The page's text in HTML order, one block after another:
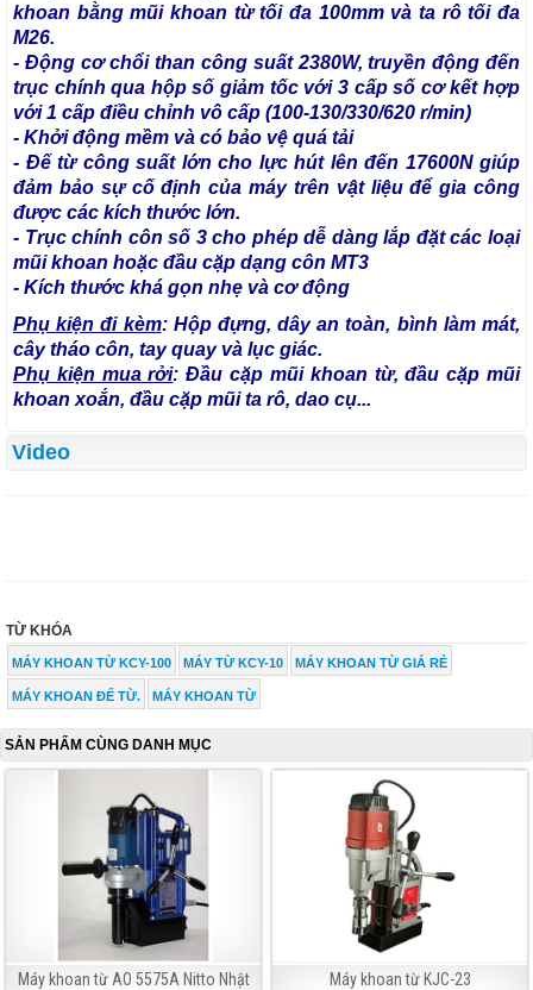
khoan bằng mũi khoan từ tối đa 100mm và ta rô tối đa
M26.
- Động cơ chổi than công suất 2380W, truyền động đến
trục chính qua hộp số giảm tốc với 3 cấp số cơ kết hợp
với 1 cấp điều chỉnh vô cấp (100-130/330/620 r/min)
- Khởi động mềm và có bảo vệ quá tải
- Đế từ công suất lớn cho lực hút lên đến 17600N giúp
đảm bảo sự cố định của máy trên vật liệu để gia công
được các kích thước lớn.
- Trục chính côn số 3 cho phép dễ dàng lắp đặt các loại
mũi khoan hoặc đầu cặp dạng côn MT3
- Kích thước khá gọn nhẹ và cơ động
Phụ kiện đi kèm: Hộp đựng, dây an toàn, bình làm mát,
cây tháo côn, tay quay và lục giác.
Phụ kiện mua rởi: Đầu cặp mũi khoan từ, đầu cặp mũi
khoan xoắn, đầu cặp mũi ta rô, dao cụ...
Video
TỪ KHÓA
MÁY KHOAN TỪ KCY-100 MÁY TỪ KCY-10 MÁY KHOAN TỪ GIÁ RẺ
MÁY KHOAN ĐẾ TỪ. MÁY KHOAN TỪ
SẢN PHẨM CÙNG DANH MỤC
Máy khoan từ AO 5575A Nitto Nhật Máy khoan từ KJC-23